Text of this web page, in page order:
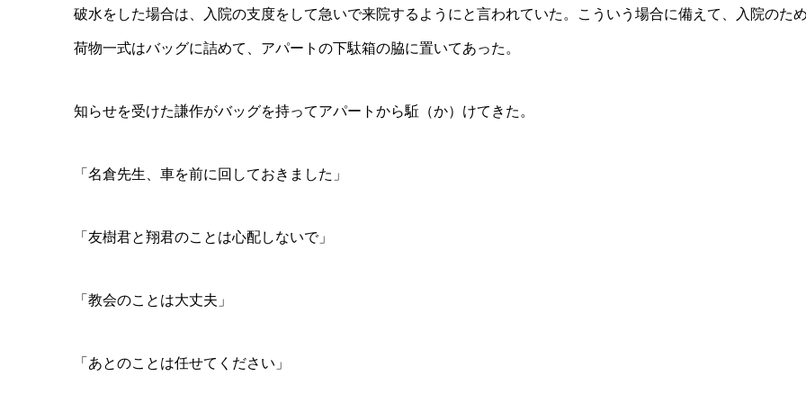
破水をした場合は、入院の支度をして急いで来院するようにと言われていた。こういう場合に備えて、入院のた
荷物一式はバッグに詰めて、アパートの下駄箱の脇に置いてあった。
知らせを受けた謙作がバッグを持ってアパートから駈（か）けてきた。
「名倉先生、車を前に回しておきました」
「友樹君と翔君のことは心配しないで」
「教会のことは大丈夫」
「あとのことは任せてください」